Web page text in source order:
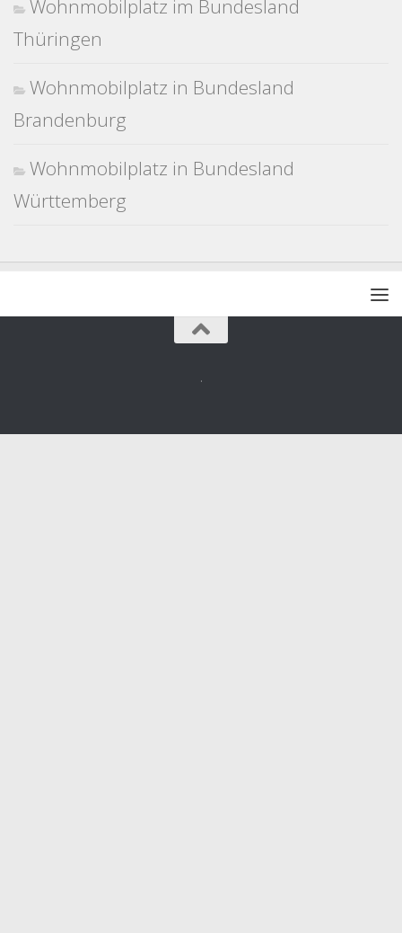
Wohnmobilplatz im Bundesland
Thüringen
Wohnmobilplatz in Bundesland
Brandenburg
Wohnmobilplatz in Bundesland
Württemberg
.